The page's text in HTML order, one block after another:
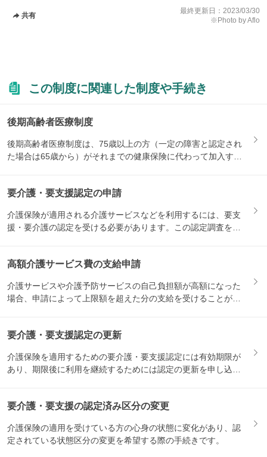
共有
最終更新日： 2023/03/30
※Photo by Aflo
この制度に関連した制度や手続き
後期高齢者医療制度
後期高齢者医療制度は、75歳以上の方（一定の障害と認定され
た場合は65歳から）がそれまでの健康保険に代わって加入する
要介護・要支援認定の申請
介護保険が適用される介護サービスなどを利用するには、要支
援・要介護の認定を受ける必要があります。この認定調査を受
高額介護サービス費の支給申請
介護サービスや介護予防サービスの自己負担額が高額になった
場合、申請によって上限額を超えた分の支給を受けることがで
要介護・要支援認定の更新
介護保険を適用するための要介護・要支援認定には有効期限が
あり、期限後に利用を継続するためには認定の更新を申し込む
要介護・要支援の認定済み区分の変更
介護保険の適用を受けている方の心身の状態に変化があり、認
定されている状態区分の変更を希望する際の手続きです。